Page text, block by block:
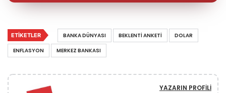
ETIKETLER BANKA DÜNYASI BEKLENTI ANKETI
DOLAR
ENFLASYON
MERKEZ BANKASI
YAZARIN PROFILI